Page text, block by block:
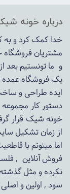
درباره خونه
خدا کمک کرد و به
مشتریان
و ما تونستیم بعد
یک فروشگاه
دستور کار مجموعه
خونه شیک قرار گرفت و در
از زمان تشکیل
اما میتونم با
فروش آنلاین ,
نکرده و مثل
سود , اولین و